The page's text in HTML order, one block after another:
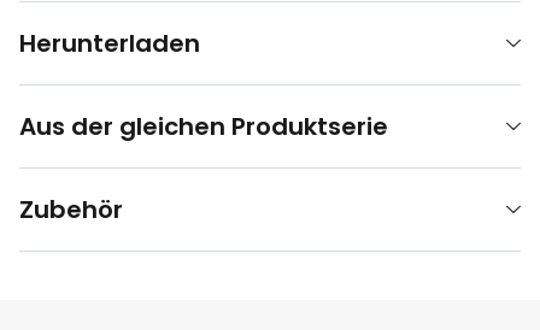
Herunterladen
Aus der gleichen Produktserie
Zubehör